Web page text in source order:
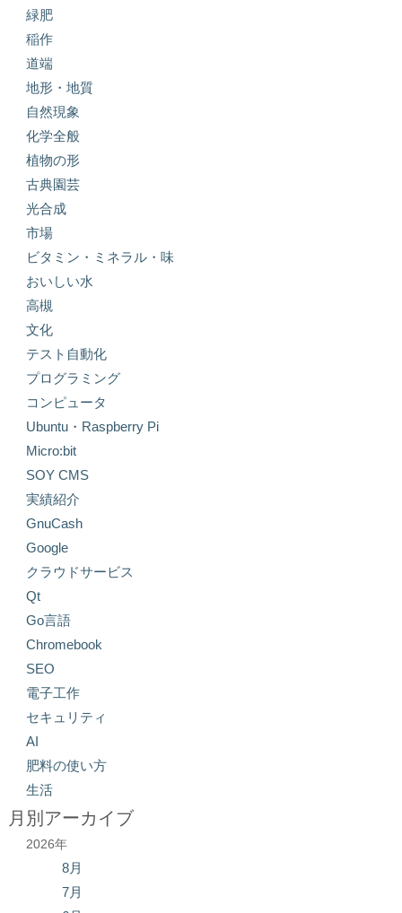
緑肥
稲作
道端
地形・地質
自然現象
化学全般
植物の形
古典園芸
光合成
市場
ビタミン・ミネラル・味
おいしい水
高槻
文化
テスト自動化
プログラミング
コンピュータ
Ubuntu・Raspberry Pi
Micro:bit
SOY CMS
実績紹介
GnuCash
Google
クラウドサービス
Qt
Go言語
Chromebook
SEO
電子工作
セキュリティ
AI
肥料の使い方
生活
月別アーカイブ
2026年
8月
7月